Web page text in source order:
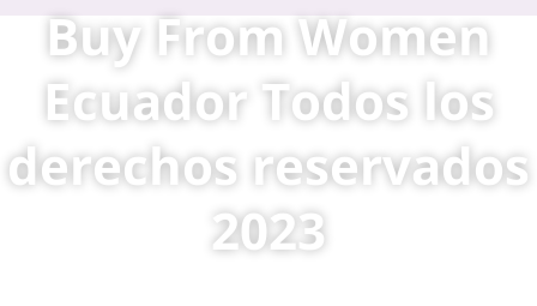
Buy From Women
Ecuador Todos los
derechos reservados
2023